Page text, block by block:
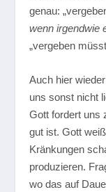
genau:
wenn irgendwie
„vergeben
Auch hier
uns sonst nicht
Gott fordert uns
gut ist. Gott
Kränkungen
produzieren.
wo das auf